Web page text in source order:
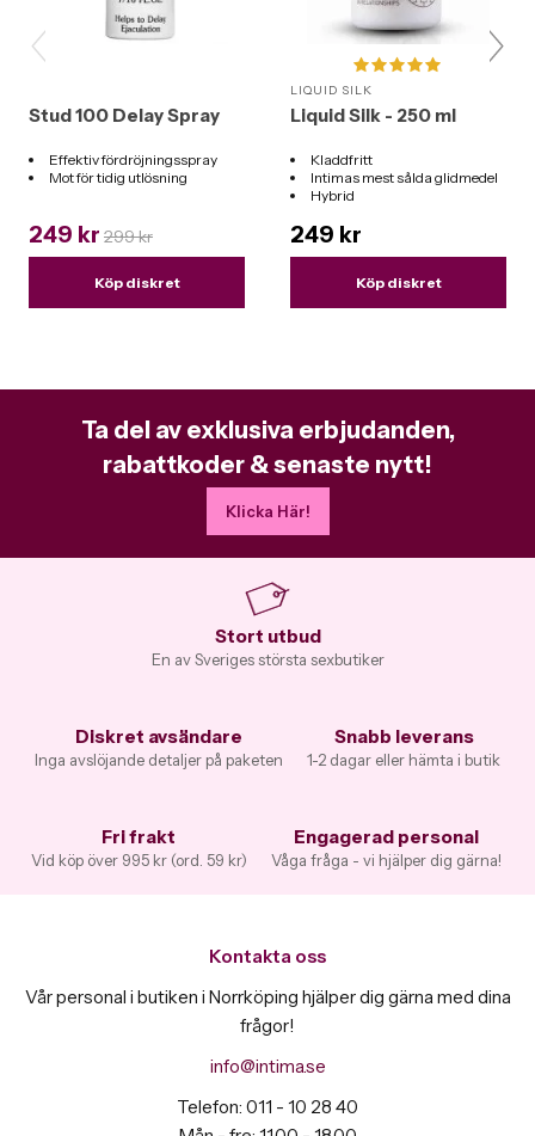
Stud 100 Delay Spray
Effektiv fördröjningsspray
Mot för tidig utlösning
249 kr 299 kr
Köp diskret
LIQUID SILK
Liquid Silk - 250 ml
Kladdfritt
Intimas mest sålda glidmedel
Hybrid
249 kr
Köp diskret
Ta del av exklusiva erbjudanden,
rabattkoder & senaste nytt!
Klicka Här!
Stort utbud
En av Sveriges största sexbutiker
Diskret avsändare
Inga avslöjande detaljer på paketen
Snabb leverans
1-2 dagar eller hämta i butik
Fri frakt
Vid köp över 995 kr (ord. 59 kr)
Engagerad personal
Våga fråga - vi hjälper dig gärna!
Kontakta oss
Vår personal i butiken i Norrköping hjälper dig gärna med dina
frågor!
info@intima.se
Telefon: 011 - 10 28 40